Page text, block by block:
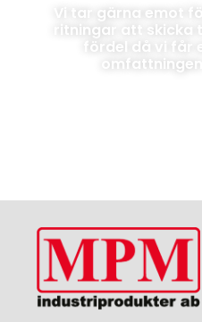
Vi tar gärna emot
ritningar att skicka
fördel då vi får